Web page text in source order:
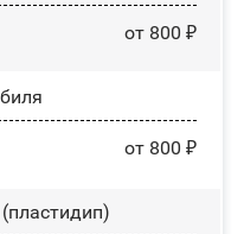
от 800 ₽
от 800 ₽